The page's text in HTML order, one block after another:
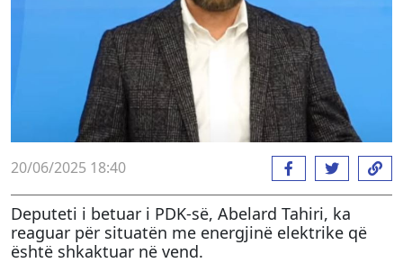
20/06/2025 18:40
Deputeti i betuar i PDK-së, Abelard Tahiri, ka
reaguar për situatën me energjinë elektrike që
është shkaktuar në vend.